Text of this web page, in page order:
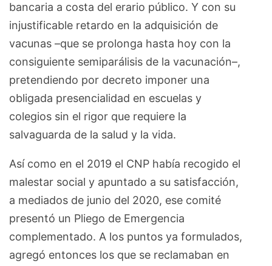
bancaria a costa del erario público. Y con su
injustificable retardo en la adquisición de
vacunas –que se prolonga hasta hoy con la
consiguiente semiparálisis de la vacunación–,
pretendiendo por decreto imponer una
obligada presencialidad en escuelas y
colegios sin el rigor que requiere la
salvaguarda de la salud y la vida.
Así como en el 2019 el CNP había recogido el
malestar social y apuntado a su satisfacción,
a mediados de junio del 2020, ese comité
presentó un Pliego de Emergencia
complementado. A los puntos ya formulados,
agregó entonces los que se reclamaban en